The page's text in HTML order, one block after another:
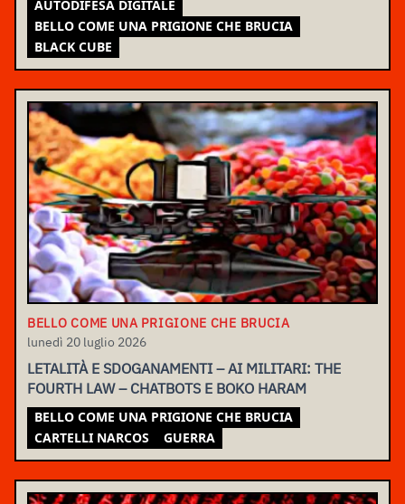
AUTODIFESA DIGITALE
BELLO COME UNA PRIGIONE CHE BRUCIA
BLACK CUBE
BELLO COME UNA PRIGIONE CHE BRUCIA
lunedì 20 luglio 2026
LETALITÀ E SDOGANAMENTI – AI MILITARI: THE
FOURTH LAW – CHATBOTS E BOKO HARAM
BELLO COME UNA PRIGIONE CHE BRUCIA
CARTELLI NARCOS
GUERRA